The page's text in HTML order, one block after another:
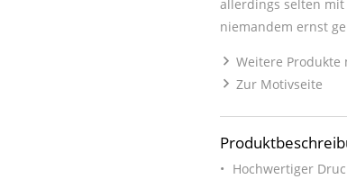
allerdings selten
niemandem ernst
Weitere
Zur Motivseite
Hochwertiger